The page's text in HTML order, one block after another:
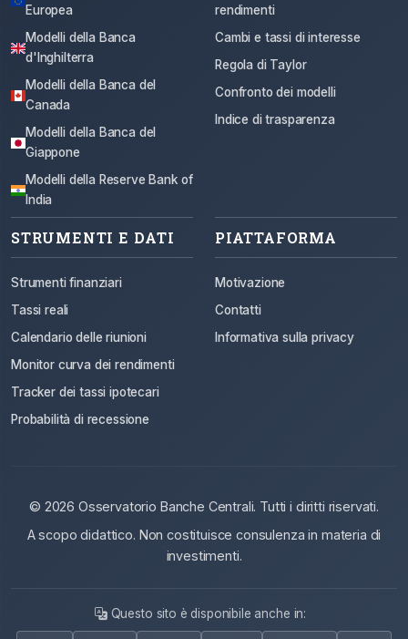
Europea
Modelli della Banca
d'Inghilterra
Modelli della Banca del
Canada
Modelli della Banca del
Giappone
Modelli della Reserve Bank of
India
rendimenti
Cambi e tassi di interesse
Regola di Taylor
Confronto dei modelli
Indice di trasparenza
STRUMENTI E DATI
Strumenti finanziari
Tassi reali
Calendario delle riunioni
Monitor curva dei rendimenti
Tracker dei tassi ipotecari
Probabilità di recessione
PIATTAFORMA
Motivazione
Contatti
Informativa sulla privacy
© 2026 Osservatorio Banche Centrali. Tutti i diritti riservati.
A scopo didattico. Non costituisce consulenza in materia di
investimenti.
Questo sito è disponibile anche in: